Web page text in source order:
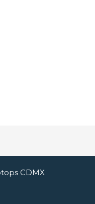
CDMX